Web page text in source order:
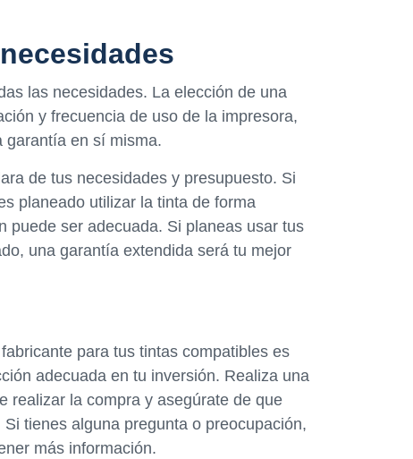
las necesidades. La elección de una
y frecuencia de uso de la impresora,
garantía en sí misma.
de tus necesidades y presupuesto. Si
planeado utilizar la tinta de forma
puede ser adecuada. Si planeas usar tus
una garantía extendida será tu mejor
para tus tintas compatibles es
adecuada en tu inversión. Realiza una
realizar la compra y asegúrate de que
tienes alguna pregunta o preocupación,
más información.